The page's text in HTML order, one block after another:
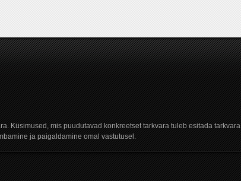
Küsimused, mis puudutavad konkreetset tarkvara tuleb esitada tarkvara
ja paigaldamine omal vastutusel.